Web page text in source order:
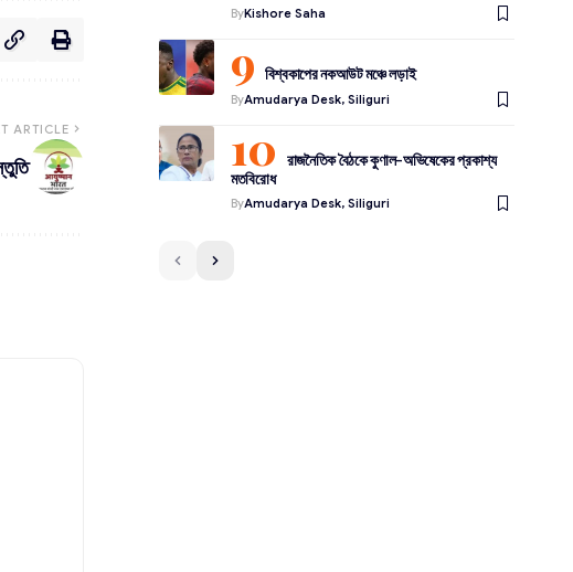
ARTICLE
ByKishore Saha
বিশ্বকাপের নকআউট মঞ্চে লড়াই
ByAmudarya Desk, Siliguri
রাজনৈতিক বৈঠকে কুণাল-অভিষেকের প্রকাশ্য
মতবিরোধ
ByAmudarya Desk, Siliguri